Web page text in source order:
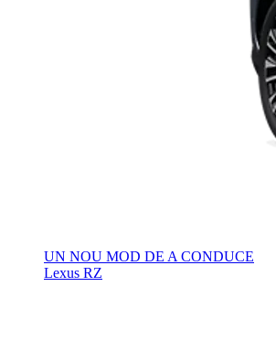
UN NOU MOD DE A CONDUCE
Lexus RZ